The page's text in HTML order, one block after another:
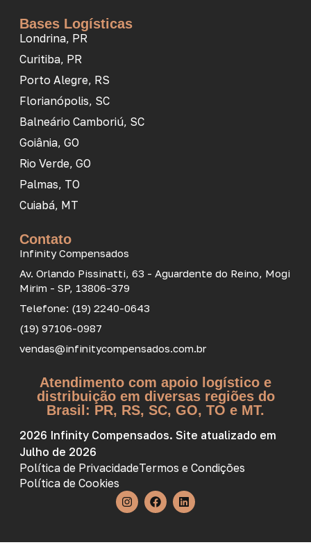
Bases Logísticas
Londrina, PR
Curitiba, PR
Porto Alegre, RS
Florianópolis, SC
Balneário Camboriú, SC
Goiânia, GO
Rio Verde, GO
Palmas, TO
Cuiabá, MT
Contato
Infinity Compensados
Av. Orlando Pissinatti, 63 - Aguardente do Reino, Mogi
Mirim - SP, 13806-379
Telefone: (19) 2240-0643
(19) 97106-0987
vendas@infinitycompensados.com.br
Atendimento com apoio logístico e
distribuição em diversas regiões do
Brasil: PR, RS, SC, GO, TO e MT.
2026 Infinity Compensados. Site atualizado em
Julho de 2026
Política de PrivacidadeTermos e Condições
Política de Cookies